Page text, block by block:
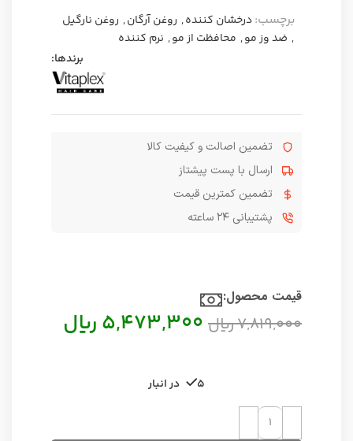
برچسب:درخشان کننده, روغن آرگان, روغن نارگیل
, ضد وز مو, محافظت از مو, نرم کننده
برندها:
تضمین اصالت و کیفیت کالا
ارسال با پست پیشتاز
تضمین کمترین قیمت
پشتیبانی ۲۴ ساعته
قیمت محصول:​
7,819,000ریال 5,473,300 ریال
5 در انبار